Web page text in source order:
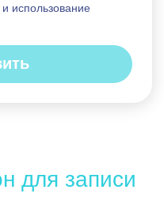
использование
для записи